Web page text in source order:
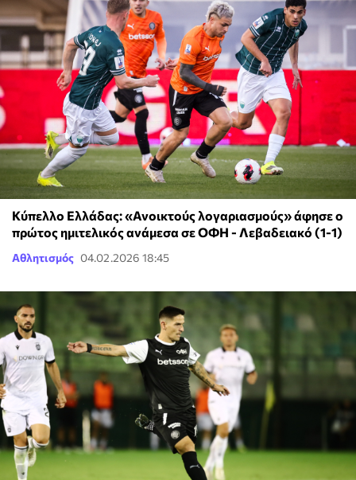
Κύπελλο Ελλάδας: «Ανοικτούς λογαριασμούς» άφησε ο
πρώτος ημιτελικός ανάμεσα σε ΟΦΗ - Λεβαδειακό (1-1)
Αθλητισμός 04.02.2026 18:45